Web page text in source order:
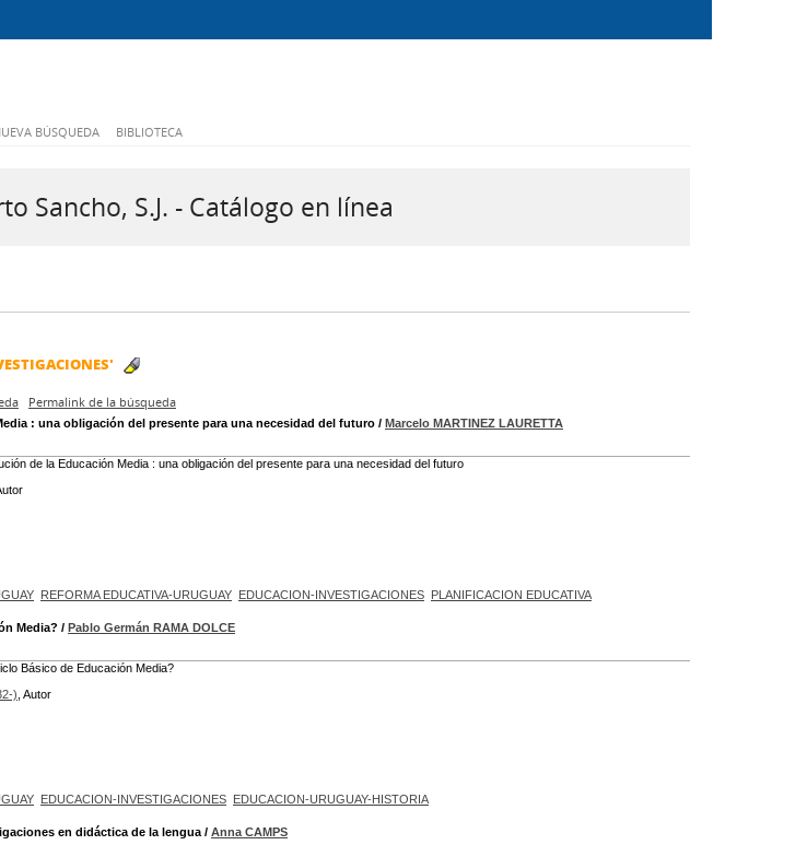
BÚSQUEDA BIBLIOTECA
Sancho, S.J. - Catálogo en línea
Permalink de la búsqueda
: una obligación del presente para una necesidad del futuro / Marcelo MARTINEZ LAURETTA
de la Educación Media : una obligación del presente para una necesidad del futuro
REFORMA EDUCATIVA-URUGUAY EDUCACION-INVESTIGACIONES PLANIFICACION EDUCATIVA
Media? / Pablo Germán RAMA DOLCE
Básico de Educación Media?
) , Autor
EDUCACION-INVESTIGACIONES EDUCACION-URUGUAY-HISTORIA
en didáctica de la lengua / Anna CAMPS